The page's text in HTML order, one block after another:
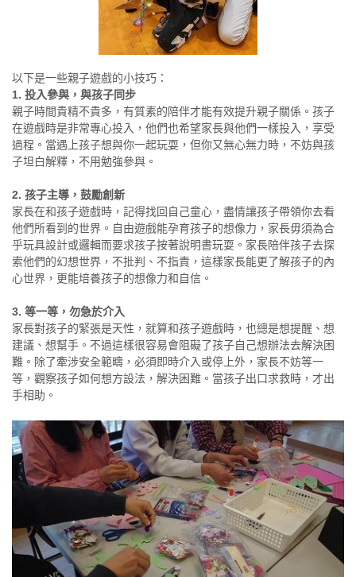
以下是一些親子遊戲的小技巧：
1. 投入參與，與孩子同步
親子時間貴精不貴多，有質素的陪伴才能有效提升親子關係。孩子
在遊戲時是非常專心投入，他們也希望家長與他們一樣投入，享受
過程。當遇上孩子想與你一起玩耍，但你又無心無力時，不妨與孩
子坦白解釋，不用勉強參與。
2. 孩子主導，鼓勵創新
家長在和孩子遊戲時，記得找回自己童心，盡情讓孩子帶領你去看
他們所看到的世界。自由遊戲能孕育孩子的想像力，家長毋須為合
乎玩具設計或邏輯而要求孩子按著說明書玩耍。家長陪伴孩子去探
索他們的幻想世界，不批判、不指責，這樣家長能更了解孩子的內
心世界，更能培養孩子的想像力和自信。
3. 等一等，勿急於介入
家長對孩子的緊張是天性，就算和孩子遊戲時，也總是想提醒、想
建議、想幫手。不過這樣很容易會阻礙了孩子自己想辦法去解決困
難。除了牽涉安全範疇，必須即時介入或停上外，家長不妨等一
等，觀察孩子如何想方設法，解決困難。當孩子出口求救時，才出
手相助。